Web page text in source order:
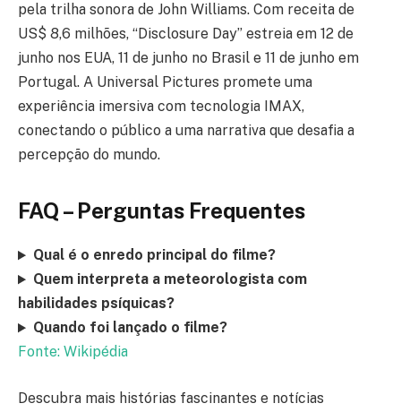
pela trilha sonora de John Williams. Com receita de
US$ 8,6 milhões, “Disclosure Day” estreia em 12 de
junho nos EUA, 11 de junho no Brasil e 11 de junho em
Portugal. A Universal Pictures promete uma
experiência imersiva com tecnologia IMAX,
conectando o público a uma narrativa que desafia a
percepção do mundo.
FAQ – Perguntas Frequentes
Qual é o enredo principal do filme?
Quem interpreta a meteorologista com
habilidades psíquicas?
Quando foi lançado o filme?
Fonte: Wikipédia
Descubra mais histórias fascinantes e notícias